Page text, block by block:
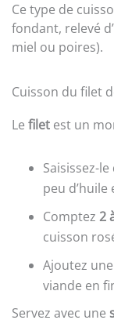
Ce type de
fondant, relevé
miel ou poires).
Cuisson du filet
Le filet est un
Saisissez-
peu
Comptez 2
cuisson
Ajoutez
viande en
Servez avec une